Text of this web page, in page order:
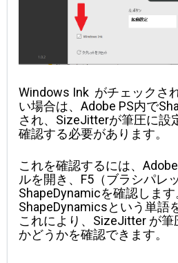
Windows Ink がチェックさ
い場合は、Adobe PS内で
され、SizeJitterが筆圧に設
確認する必要があります。
これを確認するには、
ルを開き、F5（ブラシパレ
ShapeDynamicを確認します
ShapeDynamicsという単語
これにより、 SizeJitter が筆
かどうかを確認できます。